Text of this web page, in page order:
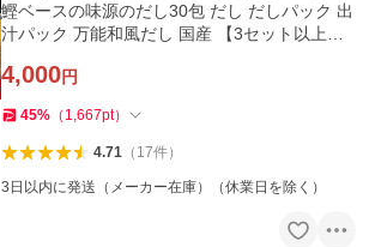
鰹ベースの味源のだし30包 だし だしパック 出
汁パック 万能和風だし 国産 【3セット以上購
4,000円
45% （ 1,667pt）
4.71（ 17件）
3日以内に発送（メーカー在庫）（休業日を除く）